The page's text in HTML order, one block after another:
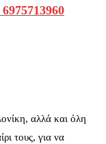
αλλά και όλη
τους, για να